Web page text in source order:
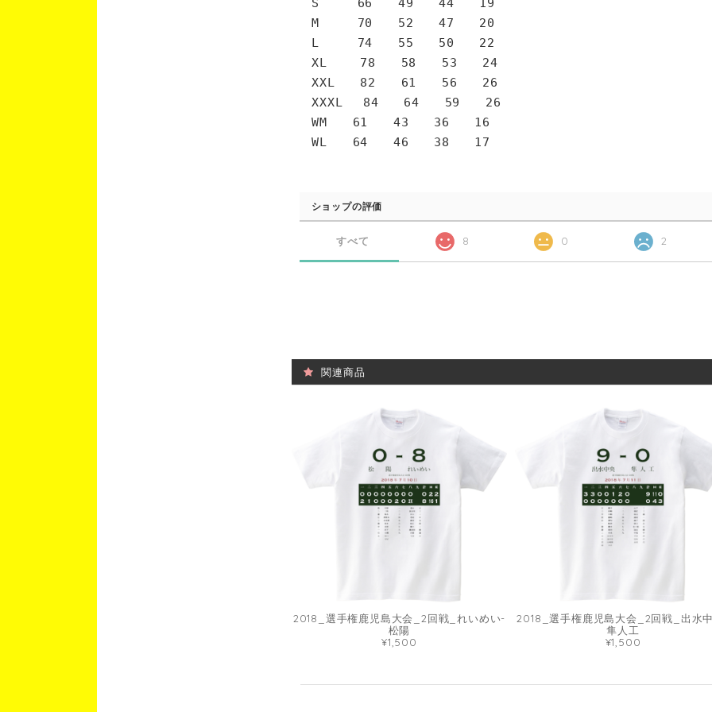
M 70 52 47 20
L 74 55 50 22
XL 78 58 53 24
XXL 82 61 56 26
XXXL 84 64 59 26
WM 61 43 36 16
WL 64 46 38 17
ショップの評価
すべて 8 0 2
関連商品
2018_選手権鹿児島大会_2回戦_れいめい-
松陽
¥1,500
2018_選手権鹿児島大会_2回戦_出水
隼人工
¥1,500